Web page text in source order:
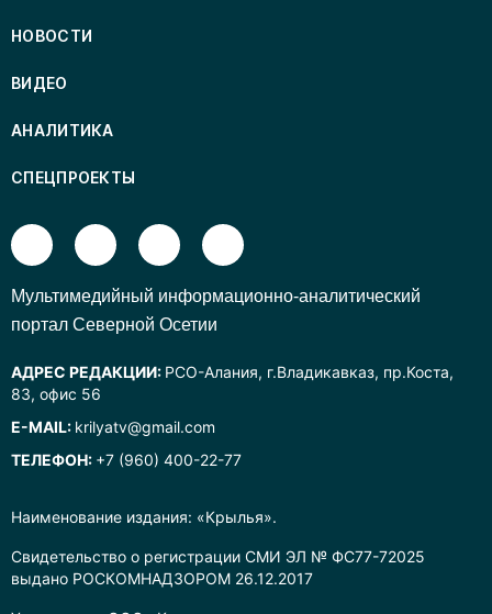
Наименование издания: «Крылья».
Свидетельство о регистрации СМИ ЭЛ № ФС77-72025
выдано РОСКОМНАДЗОРОМ 26.12.2017
НОВОСТИ
ВИДЕО
АНАЛИТИКА
СПЕЦПРОЕКТЫ
Mультимедийный информационно-аналитический
портал Северной Осетии
АДРЕС РЕДАКЦИИ: РСО-Алания, г.Владикавказ, пр.Коста,
83, офис 56
E-MAIL: krilyatv@gmail.com
ТЕЛЕФОН: +7 (960) 400-22-77